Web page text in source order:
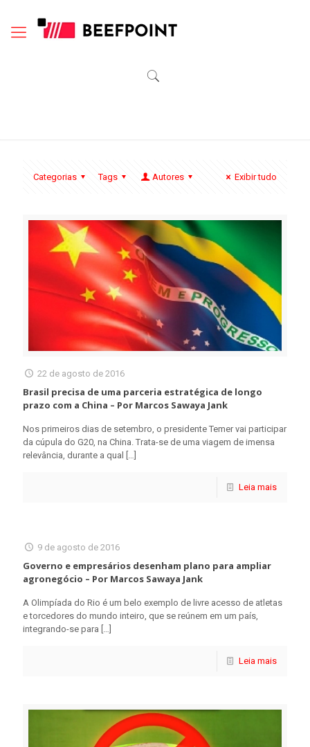
Categorias Tags Autores Exibir tudo
22 de agosto de 2016
Brasil precisa de uma parceria estratégica de longo
prazo com a China – Por Marcos Sawaya Jank
Nos primeiros dias de setembro, o presidente Temer vai participar
da cúpula do G20, na China. Trata-se de uma viagem de imensa
relevância, durante a qual
[…]
Leia mais
9 de agosto de 2016
Governo e empresários desenham plano para ampliar
agronegócio – Por Marcos Sawaya Jank
A Olimpíada do Rio é um belo exemplo de livre acesso de atletas
e torcedores do mundo inteiro, que se reúnem em um país,
integrando-se para […]
Leia mais